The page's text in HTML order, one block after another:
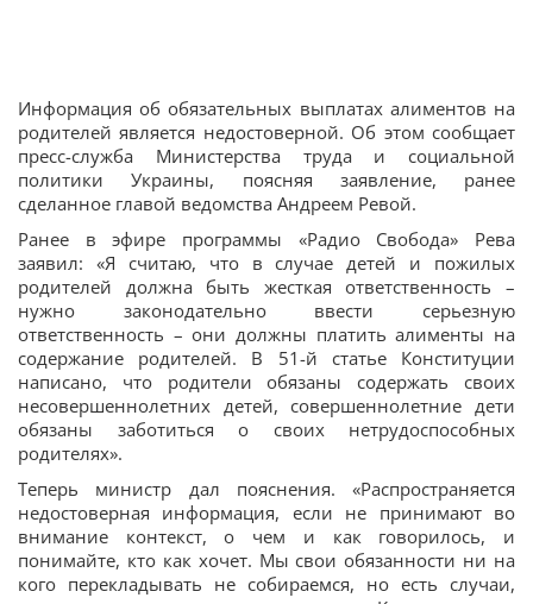
Информация об обязательных выплатах алиментов на
родителей является недостоверной. Об этом сообщает
пресс-служба Министерства труда и социальной
политики Украины, поясняя заявление, ранее
сделанное главой ведомства Андреем Ревой.
Ранее в эфире программы «Радио Свобода» Рева
заявил: «Я считаю, что в случае детей и пожилых
родителей должна быть жесткая ответственность –
нужно законодательно ввести серьезную
ответственность – они должны платить алименты на
содержание родителей. В 51-й статье Конституции
написано, что родители обязаны содержать своих
несовершеннолетних детей, совершеннолетние дети
обязаны заботиться о своих нетрудоспособных
родителях».
Теперь министр дал пояснения. «Распространяется
недостоверная информация, если не принимают во
внимание контекст, о чем и как говорилось, и
понимайте, кто как хочет. Мы свои обязанности ни на
кого перекладывать не собираемся, но есть случаи,